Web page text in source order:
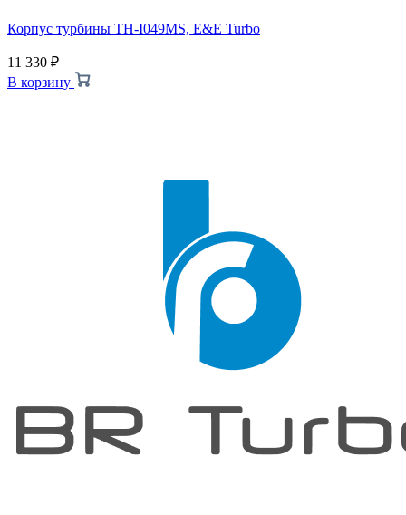
Корпус турбины TH-I049MS, E&E Turbo
11 330 ₽
В корзину